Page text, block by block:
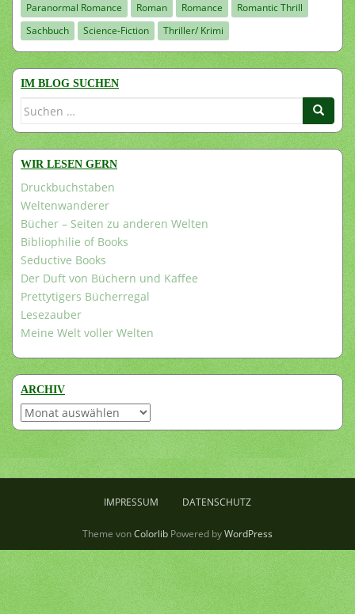
Paranormal Romance
Roman Romance
Romantic Thrill
Sachbuch
Science-Fiction Thriller/ Krimi
IM BLOG SUCHEN
Suchen
WIR LESEN GERN
Druckbuchstaben
Weltenwanderer
Bücher – Seiten zu anderen Welten
Bibliophilie of Books
Seductive Books
Der Duft von Büchern und Kaffee
Prettytigers Bücherregal
Lesezauber
Meine Welt voller Welten
ARCHIV
Archiv
IMPRESSUM DATENSCHUTZ
Theme vonColorlib Powered byWordPress